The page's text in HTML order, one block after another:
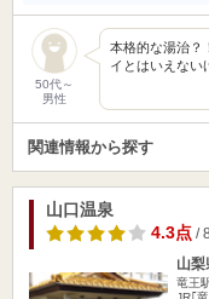
50代～
男性
本格的な湯治？
イとはいえない
関連情報から探す
山口温泉
4.3点/
山梨
竜王